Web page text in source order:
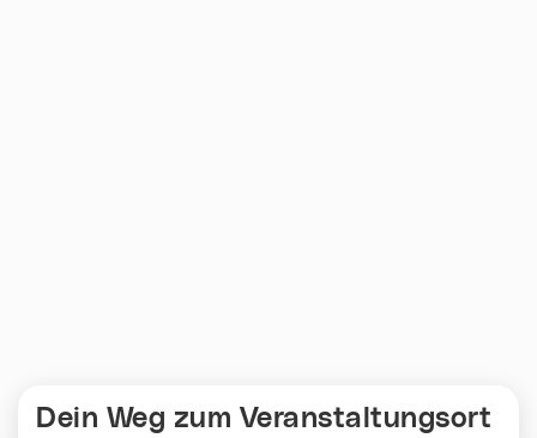
Dein Weg zum Veranstaltungsort